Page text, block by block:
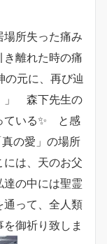
場所失った痛み
き離れた時の痛
の元に、再び辿
」 森下先生の
ている✨ と感
の愛」の場所
は、天のお父
の中には聖霊
通って、全人類
御祈り致しま